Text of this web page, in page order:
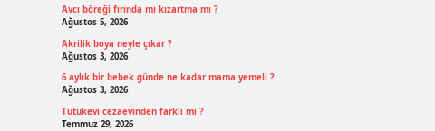
Avcı böreği fırında mı kızartma mı ?
Ağustos 5, 2026
Akrilik boya neyle çıkar ?
Ağustos 3, 2026
6 aylık bir bebek günde ne kadar mama yemeli ?
Ağustos 3, 2026
Tutukevi cezaevinden farklı mı ?
Temmuz 29, 2026